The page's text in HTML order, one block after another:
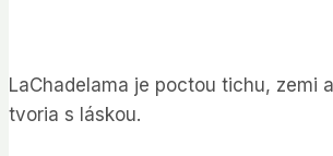
LaChadelama je poctou tichu, zemi
tvoria s láskou.